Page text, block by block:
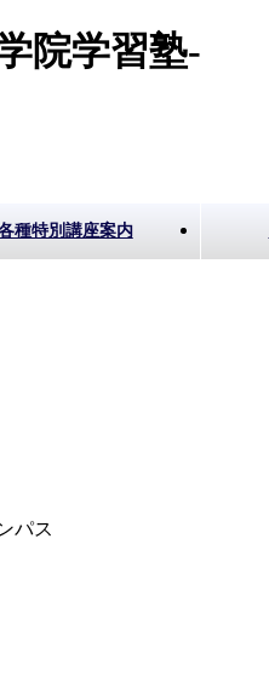
院学習塾-
種特別講座案内
パス